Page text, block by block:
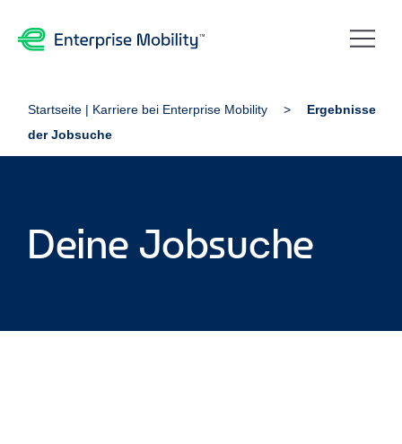
Startseite | Karriere bei Enterprise Mobility
Ergebnisse
der Jobsuche
Deine Jobsuche